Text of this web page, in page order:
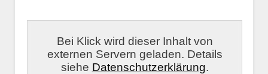
Bei Klick wird dieser Inhalt von
externen Servern geladen. Details
siehe Datenschutzerklärung.